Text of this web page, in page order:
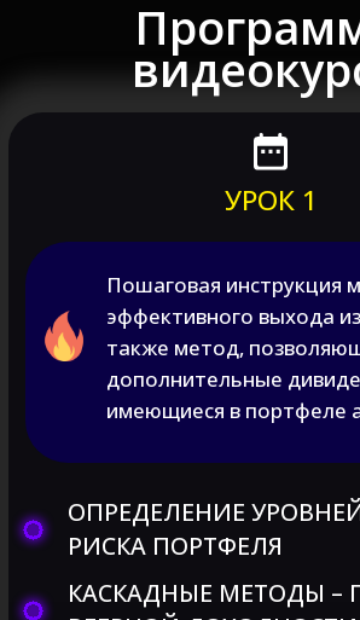
УРОК 2
ДОПОЛНИТЕЛЬНАЯ ДОХОДНОСТЬ С
МАКСИМАЛЬНЫМ ЭФФЕКТОМ
СПИСАНИЕ АКТИВА ПО ЭКСПИРАЦИИ
– ПЕРЕХОД В НОВЫЙ ЦИКЛ
ОТВЕТЫ НА ВОПРОСЫ
КОМПЛЕКСНОЕ ХЕДЖИРОВАНИЕ
ПОРТФЕЛЯ
ОПРЕДЕЛЕНИЕ УРОВНЕЙ РИСКА
ПОРТФЕЛЯ
просадок, а грамотно хеджировать
риски, как по портфелю, так и по
отдельно взятым бумагам (акциям и
фьючерсам). Контроль риска
подобным способом гораздо
эффективнее стоп-приказов и будет
представлен в виде наиболее